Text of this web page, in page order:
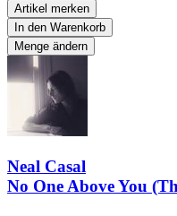
Artikel merken
In den Warenkorb
Menge ändern
Neal Casal
No One Above You